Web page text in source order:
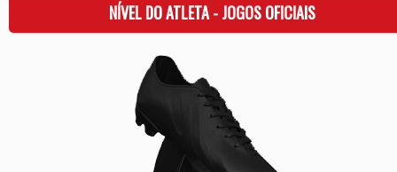
NÍVEL DO ATLETA - JOGOS OFICIAIS